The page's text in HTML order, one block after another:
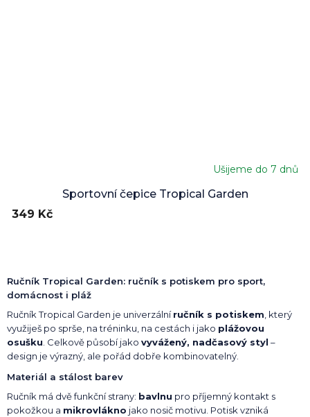
Sportovní čepice Tropical Garden
Ušijeme do 7 dnů
349 Kč
Ručník Tropical Garden: ručník s potiskem pro sport,
domácnost i pláž
Ručník Tropical Garden je univerzálníručník s potiskem , který
využiješ po sprše, na tréninku, na cestách i jako plážovou
osušku . Celkově působí jako vyvážený, nadčasový styl –
design je výrazný, ale pořád dobře kombinovatelný.
Materiál a stálost barev
Ručník má dvě funkční strany: bavlnu pro příjemný kontakt s
pokožkou a mikrovlákno jako nosič motivu. Potisk vzniká